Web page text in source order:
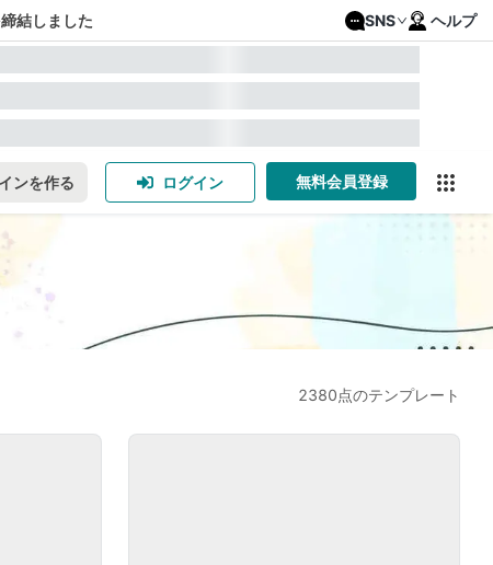
結しました SNS ヘルプ
ンを作る ログイン 無料会員登録
2380点のテンプレート